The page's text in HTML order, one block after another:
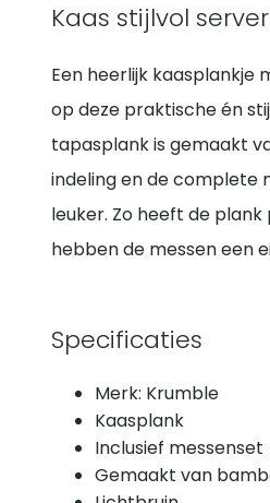
Kaas stijlvol
Een heerlijk kaasplankje
op deze praktische én
tapasplank is gemaakt
indeling en de complete
leuker. Zo heeft de
hebben de messen een
Specificaties
Merk: Krumble
Kaasplank
Inclusief messenset
Gemaakt van